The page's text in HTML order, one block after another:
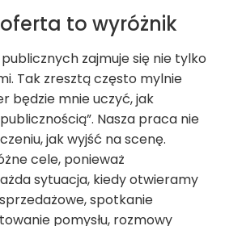
to wyróżnik
zajmuje się nie tylko
Tak zresztą często mylnie
będzie mnie uczyć, jak
Nasza praca nie
jak wyjść na scenę.
cele, ponieważ
sytuacja, kiedy otwieramy
spotkanie
pomysłu, rozmowy